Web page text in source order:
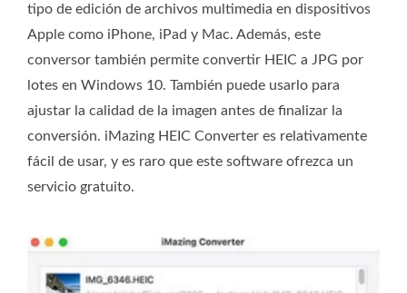
tipo de edición de archivos multimedia en dispositivos
Apple como iPhone, iPad y Mac. Además, este
conversor también permite convertir HEIC a JPG por
lotes en Windows 10. También puede usarlo para
ajustar la calidad de la imagen antes de finalizar la
conversión. iMazing HEIC Converter es relativamente
fácil de usar, y es raro que este software ofrezca un
servicio gratuito.